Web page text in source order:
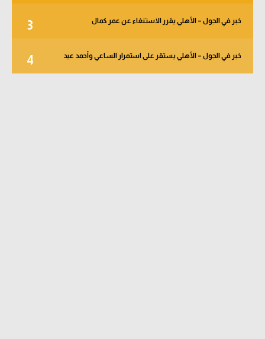
3 خبر في الجول – الأهلي يقرر الاستنغاء عن عمر كمال
4 خبر في الجول – الأهلي يستقر على استمرار الساعي وأحمد عيد